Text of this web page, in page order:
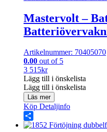
Mastervolt –
Artikelnummer: 70405070
0.00 out of 5
3 515kr
Lägg till i önskelista
Lägg till i önskelista
Läs mer
Köp Detaljinfo
Share